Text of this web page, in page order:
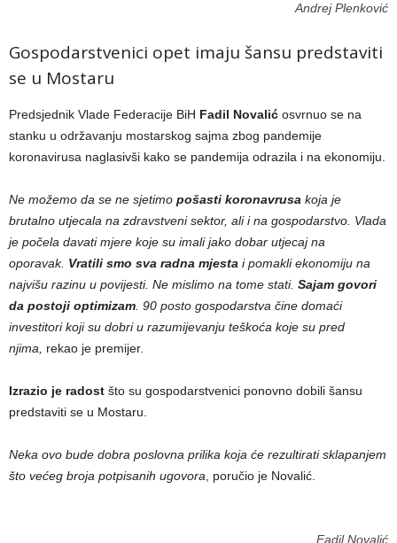
Andrej Plenković
Gospodarstvenici opet imaju šansu predstaviti
se u Mostaru
Predsjednik Vlade Federacije BiH Fadil Novalić osvrnuo se na
stanku u održavanju mostarskog sajma zbog pandemije
koronavirusa naglasivši kako se pandemija odrazila i na ekonomiju.
Ne možemo da se ne sjetimo pošasti koronavrusa koja je
brutalno utjecala na zdravstveni sektor, ali i na gospodarstvo. Vlada
je počela davati mjere koje su imali jako dobar utjecaj na
oporavak. Vratili smo sva radna mjesta i pomakli ekonomiju na
najvišu razinu u povijesti. Ne mislimo na tome stati. Sajam govori
da postoji optimizam . 90 posto gospodarstva čine domaći
investitori koji su dobri u razumijevanju teškoća koje su pred
njima,
rekao je premijer.
Izrazio je radost što su gospodarstvenici ponovno dobili šansu
predstaviti se u Mostaru.
Neka ovo bude dobra poslovna prilika koja će rezultirati sklapanjem
što većeg broja potpisanih ugovora , poručio je Novalić.
Fadil Novalić